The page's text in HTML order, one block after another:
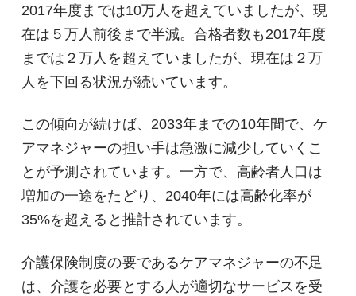
2017年度までは10万人を超えていましたが、現
在は５万人前後まで半減。合格者数も2017年度
までは２万人を超えていましたが、現在は２万
人を下回る状況が続いています。
この傾向が続けば、2033年までの10年間で、ケ
アマネジャーの担い手は急激に減少していくこ
とが予測されています。一方で、高齢者人口は
増加の一途をたどり、2040年には高齢化率が
35%を超えると推計されています。
介護保険制度の要であるケアマネジャーの不足
は、介護を必要とする人が適切なサービスを受